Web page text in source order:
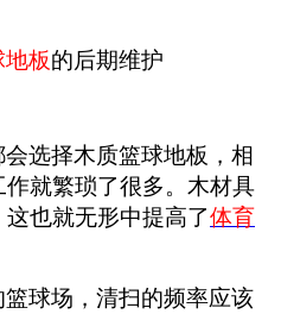
板的后期维护
选择木质篮球地板，相
就繁琐了很多。木材具
也就无形中提高了体育
球场，清扫的频率应该